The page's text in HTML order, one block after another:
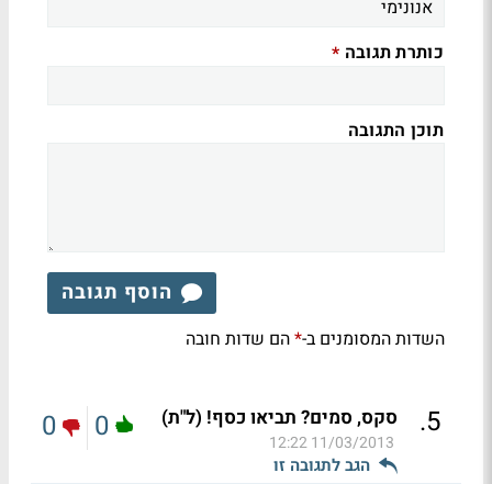
כותרת תגובה *
תוכן התגובה
הוסף תגובה
השדות המסומנים ב-*הם שדות חובה
5
. סקס, סמים? תביאו כסף! (ל"ת)
11/03/2013 12:22
הגב לתגובה זו
0
0